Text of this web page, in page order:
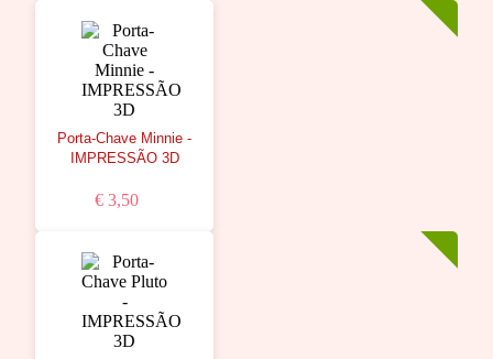
Porta-Chave Minnie -
IMPRESSÃO 3D
€ 3,50